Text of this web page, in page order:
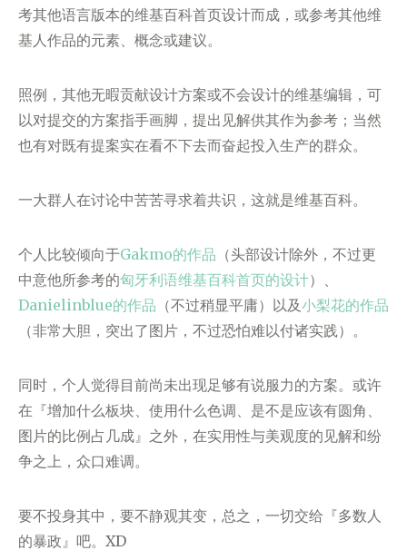
考其他语言版本的维基百科首页设计而成，或参考其他维
基人作品的元素、概念或建议。
照例，其他无暇贡献设计方案或不会设计的维基编辑，可
以对提交的方案指手画脚，提出见解供其作为参考；当然
也有对既有提案实在看不下去而奋起投入生产的群众。
一大群人在讨论中苦苦寻求着共识，这就是维基百科。
个人比较倾向于Gakmo的作品 （头部设计除外，不过更
中意他所参考的匈牙利语维基百科首页的设计）、
Danielinblue的作品 （不过稍显平庸）以及小梨花的作品
（非常大胆，突出了图片，不过恐怕难以付诸实践）。
同时，个人觉得目前尚未出现足够有说服力的方案。或许
在『增加什么板块、使用什么色调、是不是应该有圆角、
图片的比例占几成』之外，在实用性与美观度的见解和纷
争之上，众口难调。
要不投身其中，要不静观其变，总之，一切交给『多数人
的暴政』吧。XD